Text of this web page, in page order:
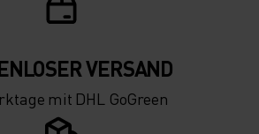
-10°
-15°
VERSAND
mit DHL GoGreen